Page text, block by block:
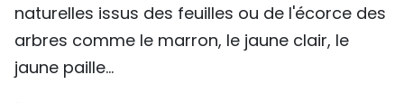
naturelles issus des feuilles ou de l'écorce des
arbres comme le marron, le jaune clair, le
jaune paille…